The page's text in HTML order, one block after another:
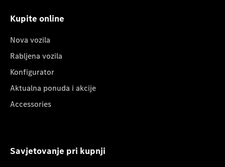
Kupite online
Nova vozila
Rabljena vozila
Konfigurator
Aktualna ponuda i akcije
Accessories
Savjetovanje pri kupnji